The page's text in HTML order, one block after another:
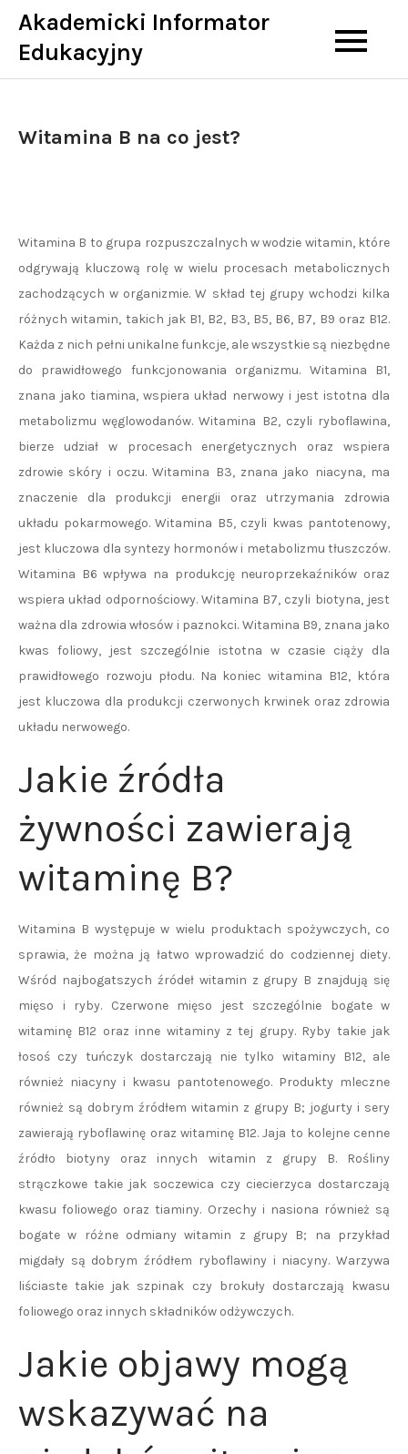
Skip
content
Akademicki Informator
Edukacyjny
Witamina B na co jest?
Witamina B to grupa rozpuszczalnych w wodzie witamin, które
odgrywają kluczową rolę w wielu procesach metabolicznych
zachodzących w organizmie. W skład tej grupy wchodzi kilka
różnych witamin, takich jak B1, B2, B3, B5, B6, B7, B9 oraz B12.
Każda z nich pełni unikalne funkcje, ale wszystkie są niezbędne
do prawidłowego funkcjonowania organizmu. Witamina B1,
znana jako tiamina, wspiera układ nerwowy i jest istotna dla
metabolizmu węglowodanów. Witamina B2, czyli ryboflawina,
bierze udział w procesach energetycznych oraz wspiera
zdrowie skóry i oczu. Witamina B3, znana jako niacyna, ma
znaczenie dla produkcji energii oraz utrzymania zdrowia
układu pokarmowego. Witamina B5, czyli kwas pantotenowy,
jest kluczowa dla syntezy hormonów i metabolizmu tłuszczów.
Witamina B6 wpływa na produkcję neuroprzekaźników oraz
wspiera układ odpornościowy. Witamina B7, czyli biotyna, jest
ważna dla zdrowia włosów i paznokci. Witamina B9, znana jako
kwas foliowy, jest szczególnie istotna w czasie ciąży dla
prawidłowego rozwoju płodu. Na koniec witamina B12, która
jest kluczowa dla produkcji czerwonych krwinek oraz zdrowia
układu nerwowego.
Jakie źródła
żywności zawierają
witaminę B?
Witamina B występuje w wielu produktach spożywczych, co
sprawia, że można ją łatwo wprowadzić do codziennej diety.
Wśród najbogatszych źródeł witamin z grupy B znajdują się
mięso i ryby. Czerwone mięso jest szczególnie bogate w
witaminę B12 oraz inne witaminy z tej grupy. Ryby takie jak
łosoś czy tuńczyk dostarczają nie tylko witaminy B12, ale
również niacyny i kwasu pantotenowego. Produkty mleczne
również są dobrym źródłem witamin z grupy B; jogurty i sery
zawierają ryboflawinę oraz witaminę B12. Jaja to kolejne cenne
źródło biotyny oraz innych witamin z grupy B. Rośliny
strączkowe takie jak soczewica czy ciecierzyca dostarczają
kwasu foliowego oraz tiaminy. Orzechy i nasiona również są
bogate w różne odmiany witamin z grupy B; na przykład
migdały są dobrym źródłem ryboflawiny i niacyny. Warzywa
liściaste takie jak szpinak czy brokuły dostarczają kwasu
foliowego oraz innych składników odżywczych.
Jakie objawy mogą
wskazywać na